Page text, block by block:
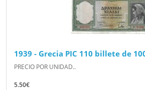
1939 - Grecia PIC 110 billete de
PRECIO POR UNIDAD..
5.50€